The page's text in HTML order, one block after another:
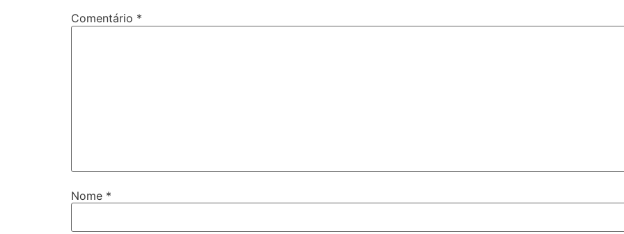
Comentário *
Nome *